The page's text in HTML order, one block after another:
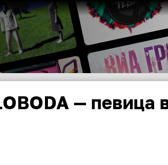
— певица